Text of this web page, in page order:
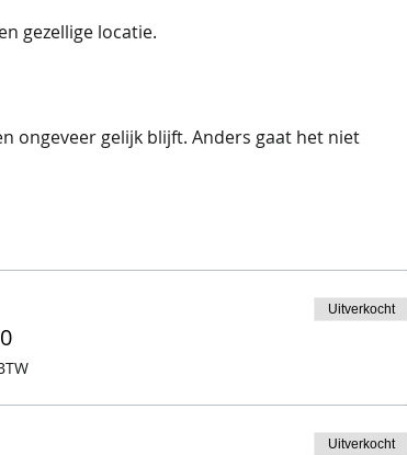
gezellige locatie.
ongeveer gelijk blijft. Anders gaat het niet
Uitverkocht
Uitverkocht